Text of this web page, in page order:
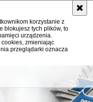
korzystanie z
blokujesz tych plików, to
urządzenia.
zmieniając
przeglądarki oznacza